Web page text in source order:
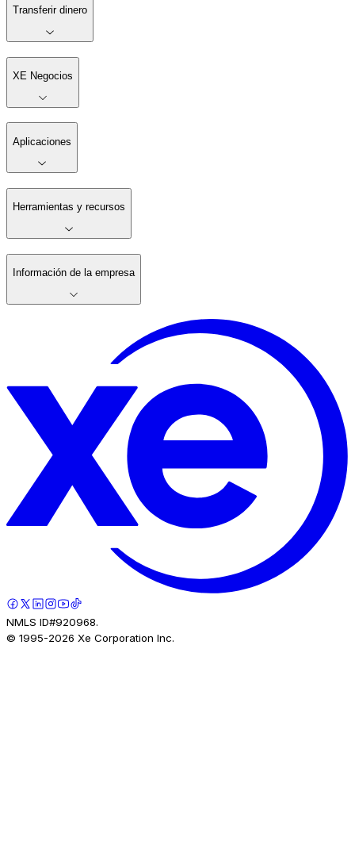
Transferir dinero
XE Negocios
Aplicaciones
Herramientas y recursos
Información de la empresa
NMLS ID#920968.
© 1995-2026 Xe Corporation Inc.